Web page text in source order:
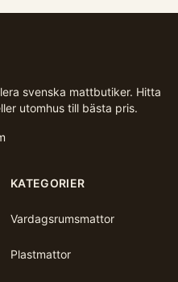
svenska mattbutiker. Hitta
utomhus till bästa pris.
KATEGORIER
Vardagsrumsmattor
Plastmattor